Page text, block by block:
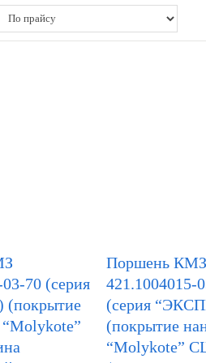
70 (серия
Поршень КМЗ
421.1004015-
(серия
(покрытие
“Molykote”